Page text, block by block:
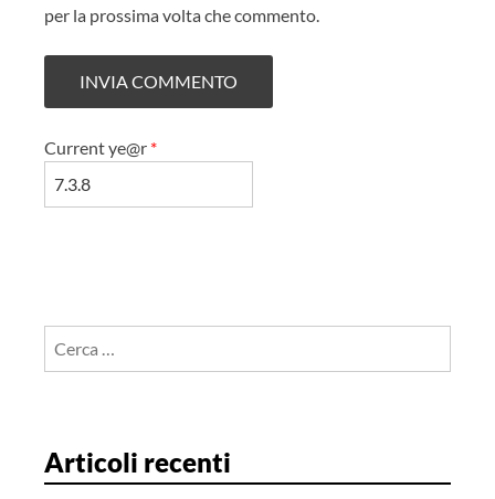
per la prossima volta che commento.
Current ye@r *
Articoli recenti